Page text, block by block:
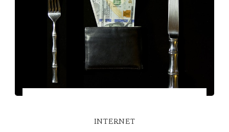
INTERNET